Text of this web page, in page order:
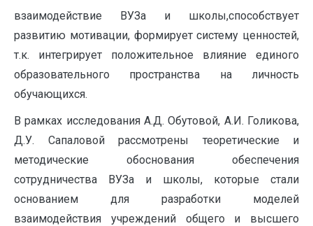
взаимодействие ВУЗа и школы,способствует
развитию мотивации, формирует систему ценностей,
т.к. интегрирует положительное влияние единого
образовательного пространства на личность
обучающихся.
В рамках исследования А.Д. Обутовой, А.И. Голикова,
Д.У. Сапаловой рассмотрены теоретические и
методические обоснования обеспечения
сотрудничества ВУЗа и школы, которые стали
основанием для разработки моделей
взаимодействия учреждений общего и высшего